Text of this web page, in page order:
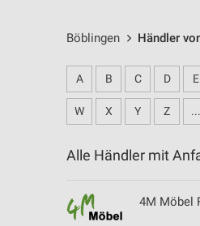
Böblingen Händler
A B C D E
W X Y Z ...
Alle Händler mit
4M Möbel